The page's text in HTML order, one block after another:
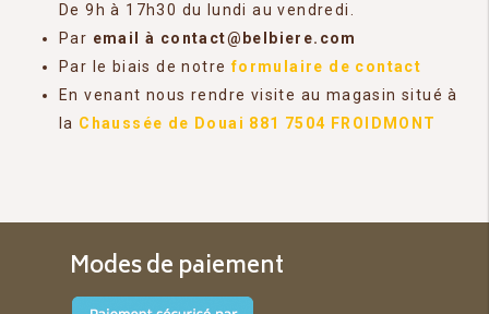
De 9h à 17h30 du lundi au vendredi.
Par email à contact@belbiere.com
Par le biais de notreformulaire de contact
En venant nous rendre visite au magasin situé à
la Chaussée de Douai 881 7504 FROIDMONT
Modes de paiement